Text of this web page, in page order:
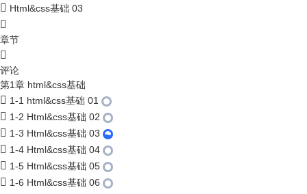
Html&css基础 03
章节
评论
第1章 html&css基础
1-1 html&css基础 01
1-2 Html&css基础 02
1-3 Html&css基础 03
1-4 Html&css基础 04
1-5 Html&css基础 05
1-6 Html&css基础 06